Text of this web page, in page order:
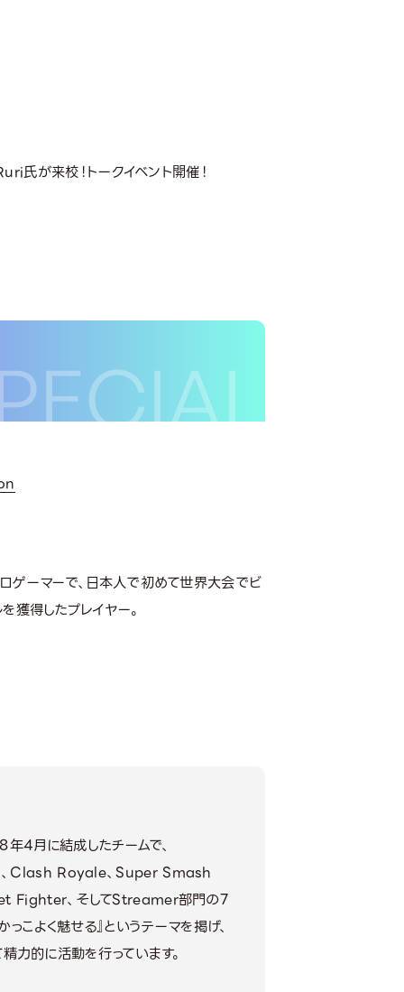
が来校！トークイベント開催！
ーマーで、日本人で初めて世界大会でビ
獲得したプレイヤー。
4月に結成したチームで、
Clash Royale、Super Smash
Fighter、そしてStreamer部門の7
こよく魅せる』というテーマを掲げ、
的に活動を行っています。